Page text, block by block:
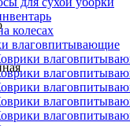
колесах
влаговпитывающие